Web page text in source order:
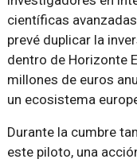
científicas
prevé duplicar la
dentro de Horizonte
millones de euros
un ecosistema
Durante la cumbre
este piloto, una